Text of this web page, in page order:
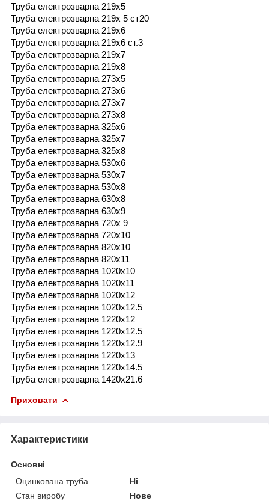
Труба електрозварна 219х5
Труба електрозварна 219х 5 ст20
Труба електрозварна 219х6
Труба електрозварна 219х6 ст.3
Труба електрозварна 219х7
Труба електрозварна 219х8
Труба електрозварна 273х5
Труба електрозварна 273х6
Труба електрозварна 273х7
Труба електрозварна 273х8
Труба електрозварна 325х6
Труба електрозварна 325х7
Труба електрозварна 325х8
Труба електрозварна 530х6
Труба електрозварна 530х7
Труба електрозварна 530х8
Труба електрозварна 630х8
Труба електрозварна 630х9
Труба електрозварна 720х 9
Труба електрозварна 720х10
Труба електрозварна 820х10
Труба електрозварна 820x11
Труба електрозварна 1020x10
Труба електрозварна 1020x11
Труба електрозварна 1020x12
Труба електрозварна 1020x12.5
Труба електрозварна 1220x12
Труба електрозварна 1220x12.5
Труба електрозварна 1220x12.9
Труба електрозварна 1220x13
Труба електрозварна 1220x14.5
Труба електрозварна 1420x21.6
Приховати
Характеристики
Основні
Оцинкована труба
Ні
Стан виробу
Нове